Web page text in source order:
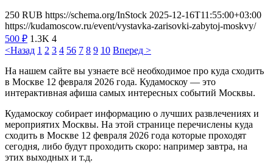
250 RUB https://schema.org/InStock 2025-12-16T11:55:00+03:00
https://kudamoscow.ru/event/vystavka-zarisovki-zabytoj-moskvy/
500 ₽ 1.3K 4
<Назад 1 2 3 4 56 7 8 9 10 Вперед >
На нашем сайте вы узнаете всё необходимое про куда сходить
в Москве 12 февраля 2026 года. Кудамоскоу — это
интерактивная афиша самых интересных событий Москвы.
Кудамоскоу собирает информацию о лучших развлечениях и
мероприятих Москвы. На этой странице перечислены куда
сходить в Москве 12 февраля 2026 года которые проходят
сегодня, либо будут проходить скоро: например завтра, на
этих выходных и т.д.